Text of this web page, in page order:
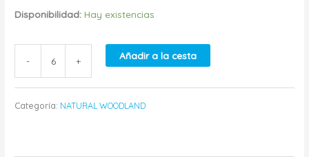
Disponibilidad: Hay existencias
- + Añadir a la cesta
Categoría: NATURAL WOODLAND